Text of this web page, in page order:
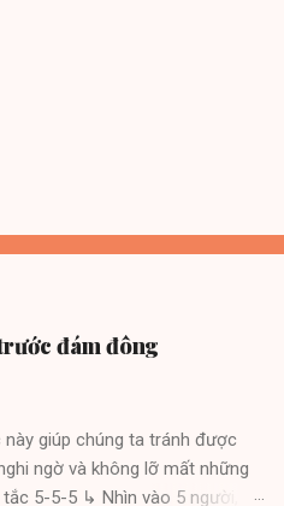
đám đông
này giúp chúng ta tránh được
ngờ và không lỡ mất những
5-5-5 ↳ Nhìn vào 5 người,